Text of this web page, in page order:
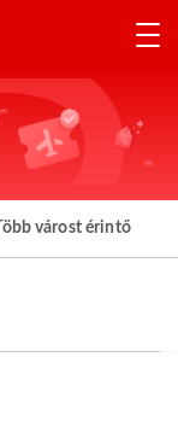
Több várost érintő